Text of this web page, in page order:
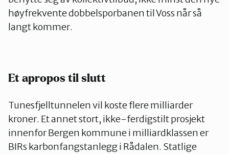
høyfrekvente dobbelsporbanen til Voss når så
langt kommer.
Et apropos til slutt
Tunesfjelltunnelen vil koste flere milliarder
kroner. Et annet stort, ikke-ferdigstilt prosjekt
innenfor Bergen kommune i milliardklassen er
BIRs karbonfangstanlegg i Rådalen. Statlige